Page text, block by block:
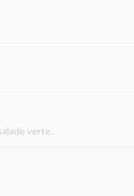
verte.